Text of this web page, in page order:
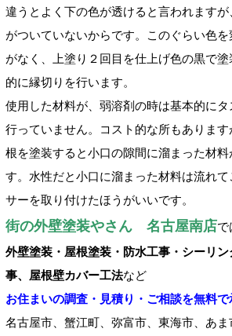
違うとよく下の色が透けると言われます
がついていないからです。このぐらい色
がなく、上塗り２回目を仕上げ色の黒で
的に縁切りを行います。
使用した材料が、弱溶剤の時は基本的に
行っていません。コスト的な所もありま
根を塗装すると小口の隙間に溜まった材
す。水性だと小口に溜まった材料は流れ
サーを取り付けたほうがいいです。
街の外壁塗装やさん 名古屋南店で
外壁塗装・屋根塗装・防水工事・シーリ
事、屋根壁カバー工法など
お住まいの調査・見積り・ご相談を無料で
名古屋市、蟹江町、弥富市、東海市、あ